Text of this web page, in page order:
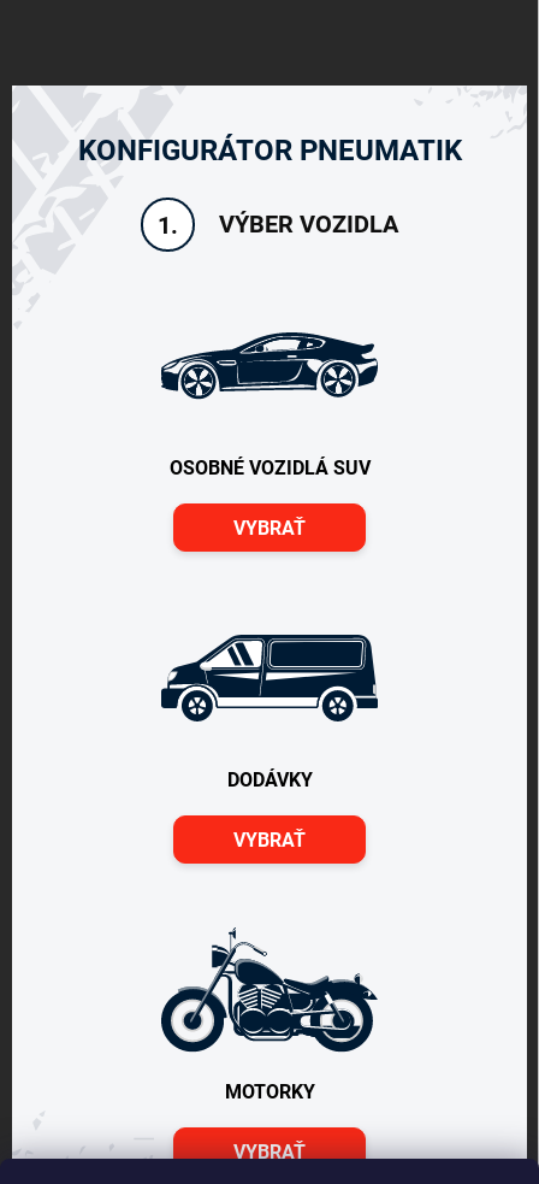
KONFIGURÁTOR PNEUMATIK
1. VÝBER VOZIDLA
OSOBNÉ VOZIDLÁ SUV
VYBRAŤ
DODÁVKY
VYBRAŤ
MOTORKY
VYBRAŤ